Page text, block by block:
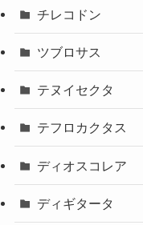
チレコドン
ツブロサス
テヌイセクタ
テフロカクタス
ディオスコレア
ディギタータ